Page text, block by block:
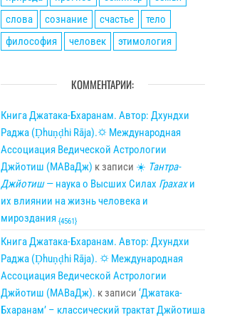
слова
сознание счастье
тело
философия
человек этимология
КОММЕНТАРИИ:
Книга Джатака-Бхаранам. Автор: Дхундхи
Раджа (Ḍhuṇḍhi Rāja).🌣 Международная
Ассоциация Ведической Астрологии
Джйотиш (МАВаДж) к записи ☀ Тантра-
Джйотиш— наука о Высших Силах Грахахи
их влиянии на жизнь человека и
мироздания {4561}
Книга Джатака-Бхаранам. Автор: Дхундхи
Раджа (Ḍhuṇḍhi Rāja). 🌣 Международная
Ассоциация Ведической Астрологии
Джйотиш (МАВаДж). к записи ‘Джатака-
Бхаранам’ – классический трактат Джйотиша